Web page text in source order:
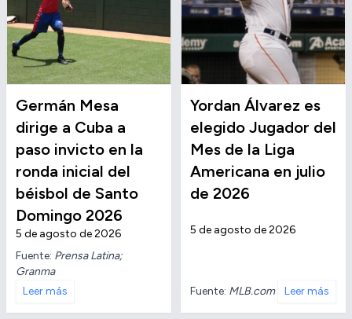
Germán Mesa
dirige a Cuba a
paso invicto en la
ronda inicial del
béisbol de Santo
Domingo 2026
5 de agosto de 2026
Fuente: Prensa Latina;
Granma
Leer más
Yordan Álvarez es
elegido Jugador del
Mes de la Liga
Americana en julio
de 2026
5 de agosto de 2026
Fuente: MLB.com Leer más